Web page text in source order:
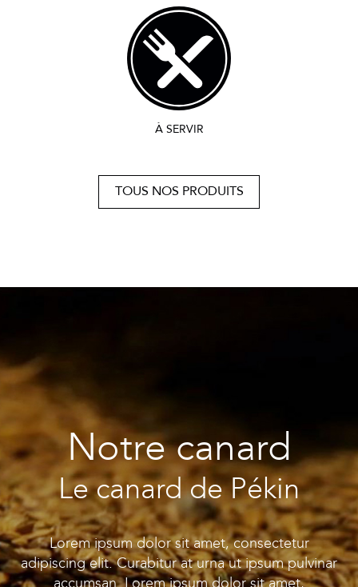
À SERVIR
TOUS NOS PRODUITS
Notre canard
Le canard de Pékin
Lorem ipsum dolor sit amet, consectetur
adipiscing elit. Curabitur at urna ut ipsum pulvinar
accumsan. Lorem ipsum dolor sit amet,